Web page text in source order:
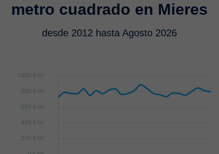
metro cuadrado en Mieres
desde 2012 hasta Agosto 2026